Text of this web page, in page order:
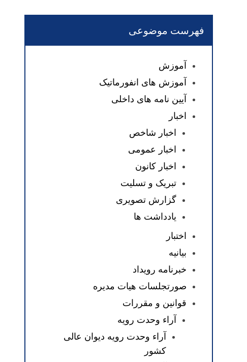
فهرست موضوعی
آموزش
آموزش های انفورماتیک
آیین نامه های داخلی
اخبار
اخبار شاخص
اخبار عمومی
اخبار کانون
تبریک و تسلیت
گزارش تصویری
یادداشت ها
اختبار
بیانیه
خبرنامه رویداد
صورتجلسات هیات مدیره
قوانین و مقررات
آراء وحدت رویه
آراء وحدت رویه دیوان عالی
کشور